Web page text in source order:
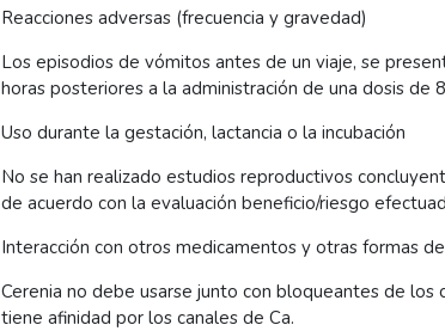
Reacciones adversas (frecuencia y gravedad)
Los episodios de vómitos antes de un viaje, se
horas posteriores a la administración de una dosis de
Uso durante la gestación, lactancia o la incubación
No se han realizado estudios reproductivos
de acuerdo con la evaluación beneficio/riesgo
Interacción con otros medicamentos y otras formas
Cerenia no debe usarse junto con bloqueantes de los
tiene afinidad por los canales de Ca.